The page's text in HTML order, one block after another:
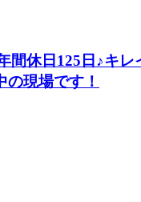
休日125日♪キ
現場です！